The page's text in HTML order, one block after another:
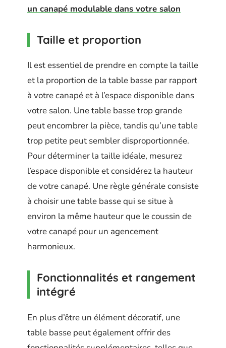
un canapé modulable dans votre salon
Taille et proportion
Il est essentiel de prendre en compte la taille
et la proportion de la table basse par rapport
à votre canapé et à l’espace disponible dans
votre salon. Une table basse trop grande
peut encombrer la pièce, tandis qu’une table
trop petite peut sembler disproportionnée.
Pour déterminer la taille idéale, mesurez
l’espace disponible et considérez la hauteur
de votre canapé. Une règle générale consiste
à choisir une table basse qui se situe à
environ la même hauteur que le coussin de
votre canapé pour un agencement
harmonieux.
Fonctionnalités et rangement
intégré
En plus d’être un élément décoratif, une
table basse peut également offrir des